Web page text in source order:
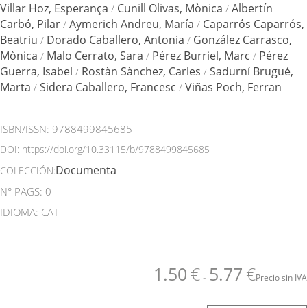
Villar Hoz, Esperança / Cunill Olivas, Mònica / Albertín
Carbó, Pilar / Aymerich Andreu, María / Caparrós Caparrós,
Beatriu / Dorado Caballero, Antonia / González Carrasco,
Mònica / Malo Cerrato, Sara / Pérez Burriel, Marc / Pérez
Guerra, Isabel / Rostàn Sànchez, Carles / Sadurní Brugué,
Marta / Sidera Caballero, Francesc / Viñas Poch, Ferran
ISBN/ISSN: 9788499845685
DOI: https://doi.org/10.33115/b/9788499845685
COLECCIÓN:Documenta
N° PAGS: 0
IDIOMA: CAT
1.50 € - 5.77 €Precio sin IVA